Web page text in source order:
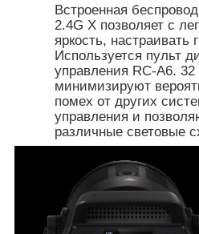
Встроенная
2.4G X позволяет с
яркость, настраивать
Используется пульт
управления RC-А6. 32
минимизируют
помех от других
управления и
различные световые